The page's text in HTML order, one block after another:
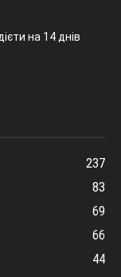
на 14 днів
237
83
69
66
44